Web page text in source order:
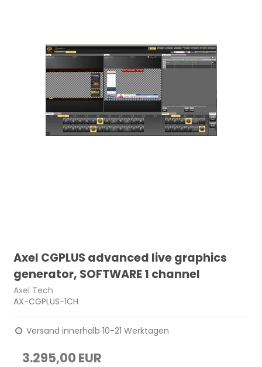
Axel CGPLUS advanced live graphics
generator, SOFTWARE 1 channel
Axel Tech
AX-CGPLUS-1CH
Versand innerhalb 10-21 Werktagen
3.295,00 EUR